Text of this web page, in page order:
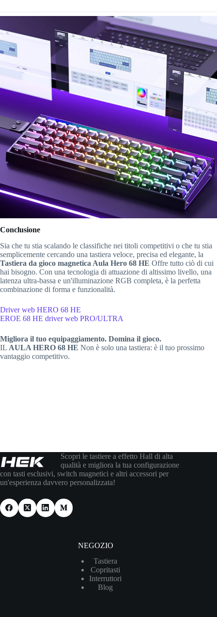
Conclusione
Sia che tu stia scalando le classifiche nei titoli competitivi o che tu stia
semplicemente cercando una tastiera veloce, precisa ed elegante, la
Tastiera da gioco magnetica Aula Hero 68 HE Offre tutto ciò di cui
hai bisogno. Con una tecnologia di attuazione di altissimo livello, una
latenza ultra-bassa e un'illuminazione RGB completa, è la perfetta
combinazione di forma e funzionalità.
Driver web HERO 68 HE
EROE 68 HE driver web PRO/ULTRA
Migliora il tuo equipaggiamento. Domina il gioco.
IL AULA HERO 68 HE Non è solo una tastiera: è il tuo prossimo
vantaggio competitivo.
Scopri le tastiere a effetto Hall di alta
qualità e migliora la tua configurazione
con tasti esclusivi, switch magnetici e altri accessori per
un'esperienza davvero personalizzata!
NEGOZIO
Tastiera
Copritasti
Interruttori
Blog